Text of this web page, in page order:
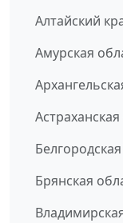
Алтайский
Амурская
Брянская